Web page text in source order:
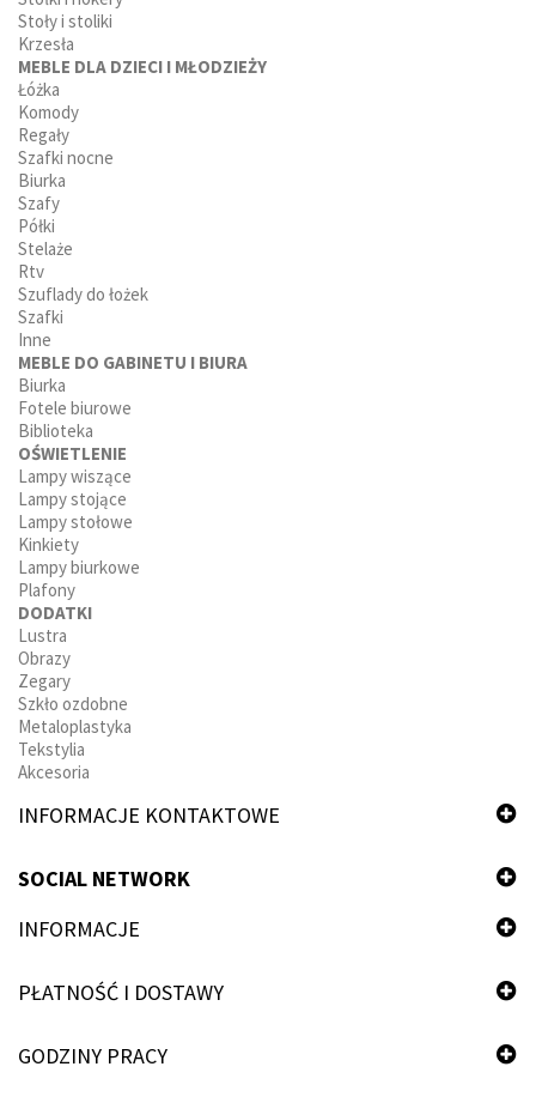
Stoły i stoliki
Krzesła
MEBLE DLA DZIECI I MŁODZIEŻY
Łóżka
Komody
Regały
Szafki nocne
Biurka
Szafy
Półki
Stelaże
Rtv
Szuflady do łożek
Szafki
Inne
MEBLE DO GABINETU I BIURA
Biurka
Fotele biurowe
Biblioteka
OŚWIETLENIE
Lampy wiszące
Lampy stojące
Lampy stołowe
Kinkiety
Lampy biurkowe
Plafony
DODATKI
Lustra
Obrazy
Zegary
Szkło ozdobne
Metaloplastyka
Tekstylia
Akcesoria
INFORMACJE KONTAKTOWE
SOCIAL NETWORK
INFORMACJE
PŁATNOŚĆ I DOSTAWY
GODZINY PRACY